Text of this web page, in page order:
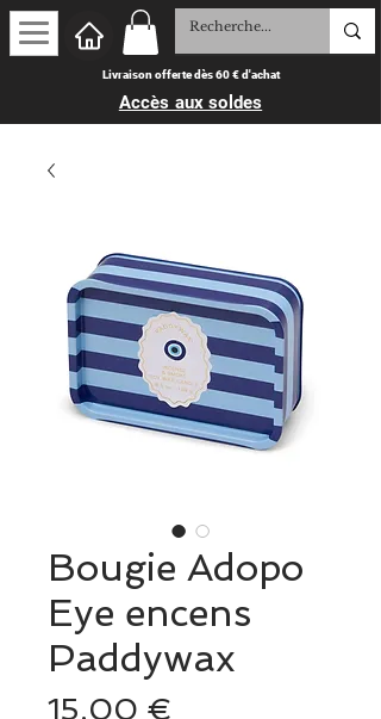
Livraison offerte dès 60 € d'achat
Accès aux soldes
Bougie Adopo
Eye encens
Paddywax
15,00 €